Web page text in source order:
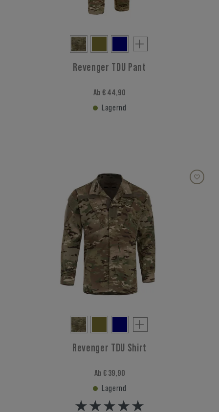
Revenger TDU Pant
Ab € 44,90
Lagernd
Revenger TDU Shirt
Ab € 39,90
Lagernd